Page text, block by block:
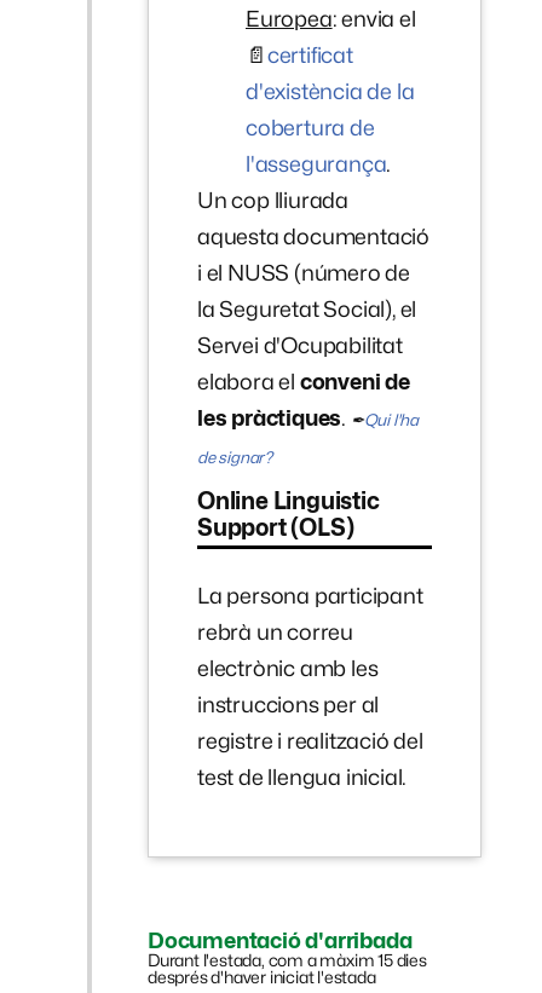
Europea: envia el
📄certificat
d'existència de la
cobertura de
l'assegurança.
Un cop lliurada
aquesta documentació
i el NUSS (número de
la Seguretat Social), el
Servei d'Ocupabilitat
elabora el conveni de
les pràctiques. ✒Qui l'ha
de signar?
Online Linguistic
Support (OLS)
La persona participant
rebrà un correu
electrònic amb les
instruccions per al
registre i realització del
test de llengua inicial.
Documentació d'arribada
Durant l'estada, com a màxim 15 dies
després d'haver iniciat l'estada